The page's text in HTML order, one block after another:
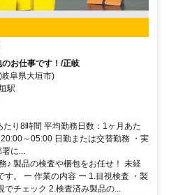
お仕事です！/正岐
阜県大垣市)
駅
り8時間 平均勤務日数：1ヶ月あた
～05:00 日勤または交替勤務 ・実
に...
♪ 製品の検査や梱包をお任せ！ 未経
す。 ー 作業の内容 ー 1.目視検査 ・製
でチェック 2.検査済み製品の...